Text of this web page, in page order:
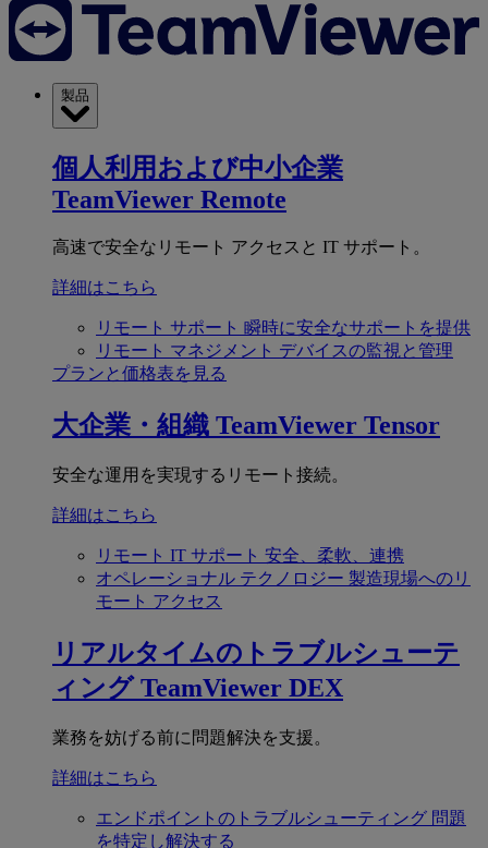
製品
個人利用および中小企業
TeamViewer Remote
高速で安全なリモート アクセスと IT サポート。
詳細はこちら
リモート サポート 瞬時に安全なサポートを提供
リモート マネジメント デバイスの監視と管理
プランと価格表を見る
大企業・組織 TeamViewer Tensor
安全な運用を実現するリモート接続。
詳細はこちら
リモート IT サポート 安全、柔軟、連携
オペレーショナル テクノロジー 製造現場へのリ
モート アクセス
リアルタイムのトラブルシューテ
ィング TeamViewer DEX
業務を妨げる前に問題解決を支援。
詳細はこちら
エンドポイントのトラブルシューティング 問題
を特定し解決する